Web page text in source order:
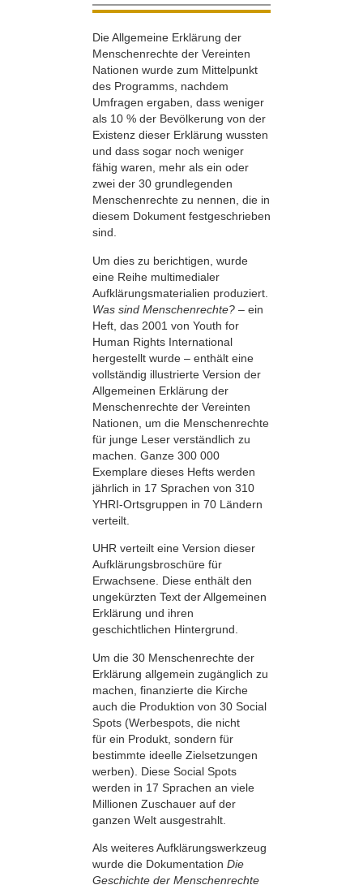
Die Allgemeine Erklärung der
Menschenrechte der Vereinten
Nationen wurde zum Mittelpunkt
des Programms, nachdem
Umfragen ergaben, dass weniger
als 10 % der Bevölkerung von der
Existenz dieser Erklärung wussten
und dass sogar noch weniger
fähig waren, mehr als ein oder
zwei der 30 grundlegenden
Menschenrechte zu nennen, die in
diesem Dokument festgeschrieben
sind.
Um dies zu berichtigen, wurde
eine Reihe multimedialer
Aufklärungsmaterialien produziert.
Was sind Menschenrechte? – ein
Heft, das 2001 von Youth for
Human Rights International
hergestellt wurde – enthält eine
vollständig illustrierte Version der
Allgemeinen Erklärung der
Menschenrechte der Vereinten
Nationen, um die Menschenrechte
für junge Leser verständlich zu
machen. Ganze 300 000
Exemplare dieses Hefts werden
jährlich in 17 Sprachen von 310
YHRI-Ortsgruppen in 70 Ländern
verteilt.
UHR verteilt eine Version dieser
Aufklärungs­broschüre für
Erwachsene. Diese enthält den
ungekürzten Text der Allgemeinen
Erklärung und ihren
geschichtlichen Hintergrund.
Um die 30 Menschenrechte der
Erklärung allgemein zugänglich zu
machen, finanzierte die Kirche
auch die Produktion von 30 Social
Spots (Werbespots, die nicht
für ein Produkt, sondern für
bestimmte ideelle Zielsetzungen
werben). Diese Social Spots
werden in 17 Sprachen an viele
Millionen Zuschauer auf der
ganzen Welt ausgestrahlt.
Als weiteres Aufklärungswerkzeug
wurde die Dokumentation Die
Geschichte der Menschenrechte